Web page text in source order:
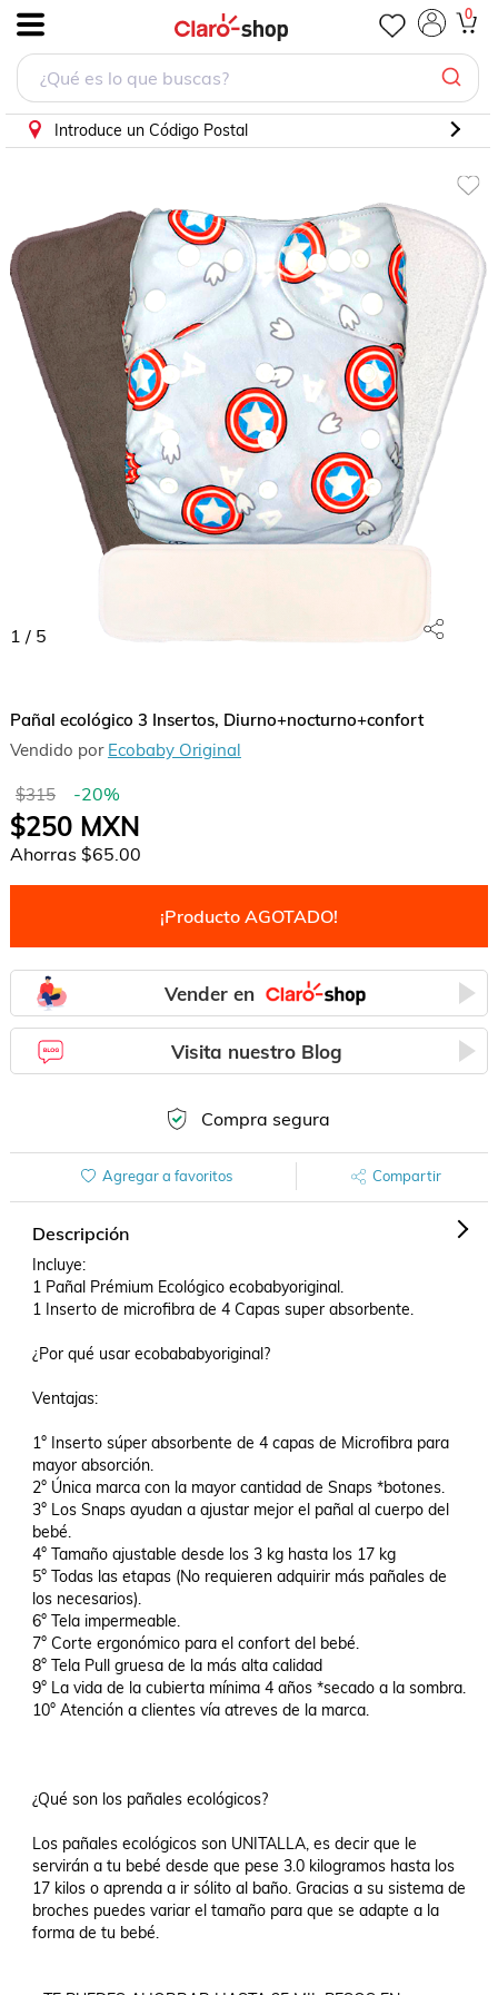
0
Introduce un Código Postal
1 / 5
Pañal ecológico 3 Insertos, Diurno+nocturno+confort
Vendido por Ecobaby Original
$315 -20%
$250MXN
Ahorras $65.00
¡Producto AGOTADO!
Vender en
Visita nuestro Blog
Compra segura
Agregar a favoritos Compartir
Descripción
Incluye:
1 Pañal Prémium Ecológico ecobabyoriginal.
1 Inserto de microfibra de 4 Capas super absorbente.
¿Por qué usar ecobababyoriginal?
Ventajas:
1° Inserto súper absorbente de 4 capas de Microfibra para
mayor absorción.
2° Única marca con la mayor cantidad de Snaps *botones.
3° Los Snaps ayudan a ajustar mejor el pañal al cuerpo del
bebé.
4° Tamaño ajustable desde los 3 kg hasta los 17 kg
5° Todas las etapas (No requieren adquirir más pañales de
los necesarios).
6° Tela impermeable.
7° Corte ergonómico para el confort del bebé.
8° Tela Pull gruesa de la más alta calidad
9° La vida de la cubierta mínima 4 años *secado a la sombra.
10° Atención a clientes vía atreves de la marca.
¿Qué son los pañales ecológicos?
Los pañales ecológicos son UNITALLA, es decir que le
servirán a tu bebé desde que pese 3.0 kilogramos hasta los
17 kilos o aprenda a ir sólito al baño. Gracias a su sistema de
broches puedes variar el tamaño para que se adapte a la
forma de tu bebé.
Pañal ecológico 3 Insertos, Diurno+nocturno+confort